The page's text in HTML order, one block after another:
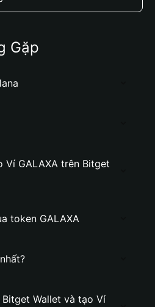
Gặp
Ví GALAXA trên Bitget
token GALAXA
Wallet và tạo Ví